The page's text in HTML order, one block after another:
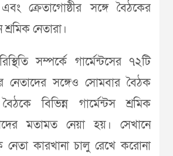
ক্রেতাগোষ্ঠীর সঙ্গে বৈঠকের
নেতারা।
সম্পর্কে গার্মেন্টসের ৭২টি
নেতাদের সঙ্গেও সোমবার বৈঠক
বিভিন্ন গার্মেন্টস শ্রমিক
মতামত নেয়া হয়। সেখানে
নেতা কারখানা চালু রেখে করোনা